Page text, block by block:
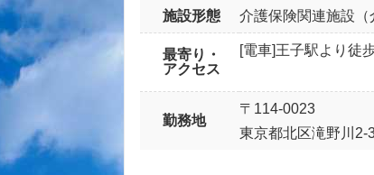
施設形態 介護保険関連施設
最寄り・
アクセス
[電車]王子駅より徒
勤務地
〒114-0023
東京都北区滝野川2-